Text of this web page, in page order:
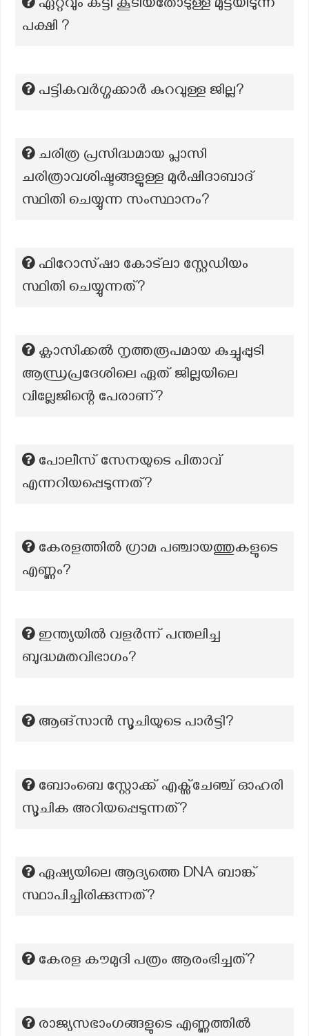
ഏറ്റവും കട്ടി കൂടിയതോടുള്ള മുട്ടയിടുന്ന
പക്ഷി ?
പട്ടികവര്‍ഗ്ഗക്കാര്‍ കുറവുള്ള ജില്ല?
ചരിത്ര പ്രസിദ്ധമായ പ്ലാസി
ചരിത്രാവശിഷ്ടങ്ങളുള്ള മുര്‍ഷിദാബാദ്
സ്ഥിതി ചെയ്യുന്ന സംസ്ഥാനം?
ഫിറോസ്ഷാ കോട്ലാ സ്റ്റേഡിയം
സ്ഥിതി ചെയ്യുന്നത്?
ക്ലാസിക്കൽ നൃത്തരൂപമായ കുച്ചുപ്പുടി
ആന്ധ്രപ്രദേശിലെ ഏത് ജില്ലയിലെ
വില്ലേജിന്റെ പേരാണ്?
പോലീസ് സേനയുടെ പിതാവ്
എന്നറിയപ്പെടുന്നത്?
കേരളത്തിൽ ഗ്രാമ പഞ്ചായത്തുകളുടെ
എണ്ണം?
ഇന്ത്യയിൽ വളർന്ന് പന്തലിച്ച
ബുദ്ധമതവിഭാഗം?
ആങ്സാന്‍ സൂചിയുടെ പാര്‍ട്ടി?
ബോംബെ സ്റ്റോക്ക് എക്സ്ചേഞ്ച് ഓഹരി
സൂചിക അറിയപ്പെടുന്നത്?
ഏഷ്യയിലെ ആദ്യത്തെ DNA ബാങ്ക്
സ്ഥാപിച്ചിരിക്കുന്നത്?
കേരള കൗമുദി പത്രം ആരംഭിച്ചത്?
രാജ്യസഭാംഗങ്ങളുടെ എണ്ണത്തിൽ